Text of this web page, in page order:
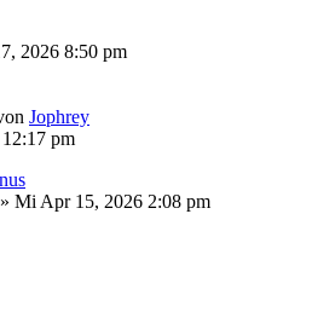
2026 8:50 pm
Jophrey
pm
» Mi Apr 15, 2026 2:08 pm